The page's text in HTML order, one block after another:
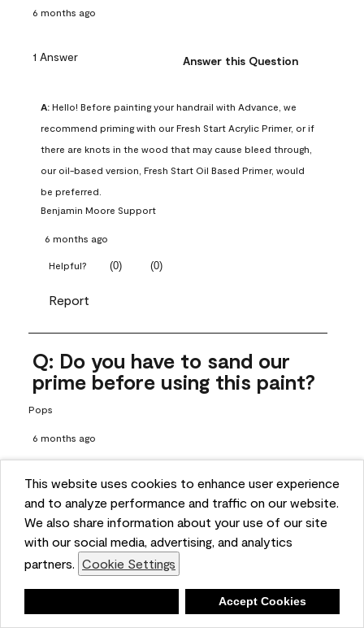
This website uses cookies to enhance user experience
and to analyze performance and traffic on our website.
We also share information about your use of our site
with our social media, advertising, and analytics
partners. Cookie Settings
Accept Cookies
6 months ago
1 Answer Answer this Question
A: Hello! Before painting your handrail with Advance, we
recommend priming with our Fresh Start Acrylic Primer, or if
there are knots in the wood that may cause bleed through,
our oil-based version, Fresh Start Oil Based Primer, would
be preferred.
Benjamin Moore Support
6 months ago
Helpful? (0) (0)
Report
Q: Do you have to sand our
prime before using this paint?
Pops
6 months ago
1 Answer Answer this Question
Thanks for reaching out! If the surface has a shine to it or
has been previously painted, we recommend properly
prepping the surface, which does include sanding and
priming. Proper prep includes a good cleaning and rinsing
with a household detergent such as Dawn or Simple Green.